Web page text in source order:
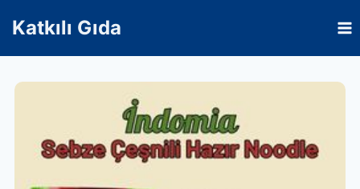
content
Katkılı Gıda